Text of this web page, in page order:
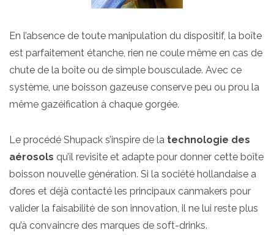
En l’absence de toute manipulation du dispositif, la boîte
est parfaitement étanche, rien ne coule même en cas de
chute de la boîte ou de simple bousculade. Avec ce
système, une boisson gazeuse conserve peu ou prou la
même gazéification à chaque gorgée.
Le procédé Shupack s’inspire de la technologie des
aérosols qu’il revisite et adapte pour donner cette boîte
boisson nouvelle génération. Si la société hollandaise a
d’ores et déjà contacté les principaux canmakers pour
valider la faisabilité de son innovation, il ne lui reste plus
qu’à convaincre des marques de soft-drinks.